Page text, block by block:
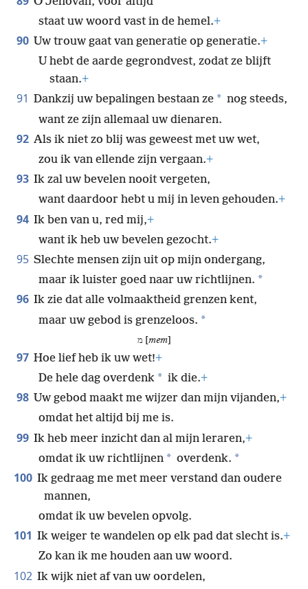
staat uw woord vast in de hemel.+
90 Uw trouw gaat van generatie op generatie.+
U hebt de aarde gegrondvest, zodat ze blijft
staan.+
91 Dankzij uw bepalingen bestaan ze * nog steeds,
want ze zijn allemaal uw dienaren.
92 Als ik niet zo blij was geweest met uw wet,
zou ik van ellende zijn vergaan.+
93 Ik zal uw bevelen nooit vergeten,
want daardoor hebt u mij in leven gehouden.+
94 Ik ben van u, red mij,+
want ik heb uw bevelen gezocht.+
95 Slechte mensen zijn uit op mijn ondergang,
maar ik luister goed naar uw richtlijnen. *
96 Ik zie dat alle volmaaktheid grenzen kent,
maar uw gebod is grenzeloos. *
mem]
97 Hoe lief heb ik uw wet!+
De hele dag overdenk * ik die.+
98 Uw gebod maakt me wijzer dan mijn vijanden,+
omdat het altijd bij me is.
99 Ik heb meer inzicht dan al mijn leraren,+
omdat ik uw richtlijnen * overdenk. *
100 Ik gedraag me met meer verstand dan oudere
mannen,
omdat ik uw bevelen opvolg.
101 Ik weiger te wandelen op elk pad dat slecht is.+
Zo kan ik me houden aan uw woord.
102 Ik wijk niet af van uw oordelen,